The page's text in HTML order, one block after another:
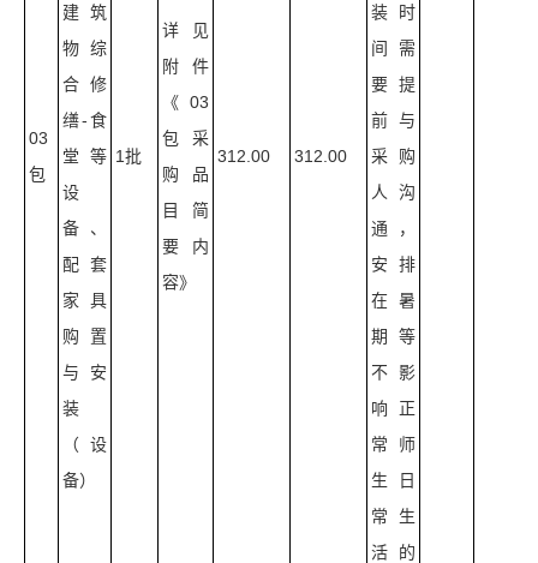
03
包
建筑
物综
合修
缮-食
堂等
设
备、
配套
家具
购置
与安
装
（设
备）
1批
详见
附件
《03
包采
购品
目简
要内
容》
312.00 312.00
装时
间需
要提
前与
采购
人沟
通，
安排
在暑
期等
不影
响正
常师
生日
常生
活的